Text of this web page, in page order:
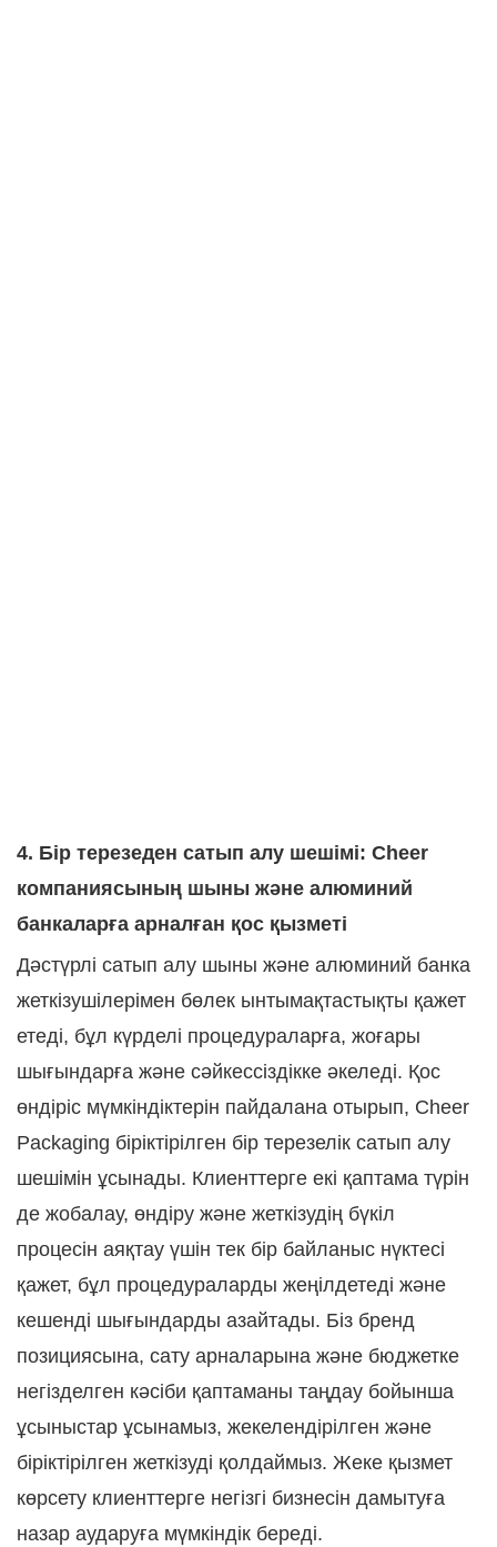
4. Бір терезеден сатып алу шешімі: Cheer
компаниясының шыны және алюминий
банкаларға арналған қос қызметі
Дәстүрлі сатып алу шыны және алюминий банка
жеткізушілерімен бөлек ынтымақтастықты қажет
етеді, бұл күрделі процедураларға, жоғары
шығындарға және сәйкессіздікке әкеледі. Қос
өндіріс мүмкіндіктерін пайдалана отырып, Cheer
Packaging біріктірілген бір терезелік сатып алу
шешімін ұсынады. Клиенттерге екі қаптама түрін
де жобалау, өндіру және жеткізудің бүкіл
процесін аяқтау үшін тек бір байланыс нүктесі
қажет, бұл процедураларды жеңілдетеді және
кешенді шығындарды азайтады. Біз бренд
позициясына, сату арналарына және бюджетке
негізделген кәсіби қаптаманы таңдау бойынша
ұсыныстар ұсынамыз, жекелендірілген және
біріктірілген жеткізуді қолдаймыз. Жеке қызмет
көрсету клиенттерге негізгі бизнесін дамытуға
назар аударуға мүмкіндік береді.